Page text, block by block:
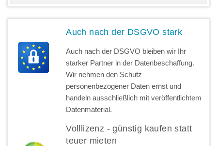
Auch nach der DSGVO stark
Auch nach der DSGVO bleiben wir Ihr
starker Partner in der Datenbeschaffung.
Wir nehmen den Schutz
personenbezogener Daten ernst und
handeln ausschließlich mit veröffentlichtem
Datenmaterial.
Volllizenz - günstig kaufen statt
teuer mieten